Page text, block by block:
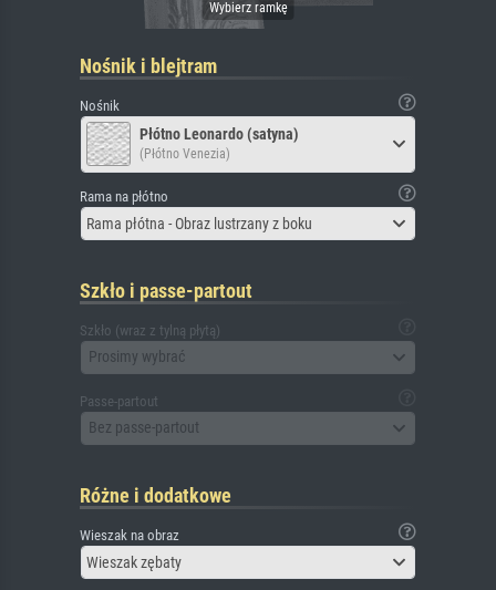
Nośnik i blejtram
Nośnik
Płótno Leonardo (satyna)
(Płótno Venezia)
Rama na płótno
Rama płótna - Obraz lustrzany z boku
Szkło i passe-partout
Szkło (wraz z tylną płytą)
Prosimy wybrać
Passe-partout
Bez passe-partout
Różne i dodatkowe
Wieszak na obraz
Wieszak zębaty